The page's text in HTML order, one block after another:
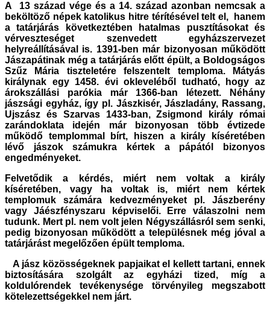
A 13 század vége és a 14. század azonban nemcsak a
beköltöző népek katolikus hitre térítésével telt el, hanem
a tatárjárás következtében hatalmas pusztításokat és
vérveszteséget szenvedett egyházszervezet
helyreállításával is. 1391-ben már bizonyosan működött
Jászapátinak még a tatárjárás előtt épült, a Boldogságos
Szűz Mária tiszteletére felszentelt temploma. Mátyás
királynak egy 1458. évi okleveléből tudható, hogy az
árokszállási parókia már 1366-ban létezett. Néhány
jászsági egyház, így pl. Jászkisér, Jászladány, Rassang,
Ujszász és Szarvas 1433-ban, Zsigmond király római
zarándoklata idején már bizonyosan több évtizede
működő templommal bírt, hiszen a király kíséretében
lévő jászok számukra kértek a pápától bizonyos
engedményeket.
Felvetődik a kérdés, miért nem voltak a király
kíséretében, vagy ha voltak is, miért nem kértek
templomuk számára kedvezményeket pl. Jászberény
vagy Jáészfényszaru képviselői. Erre válaszolni nem
tudunk. Mert pl. nem volt jelen Négyszállásról sem senki,
pedig bizonyosan működött a településnek még jóval a
tatárjárást megelőzően épült temploma.
A jász közösségeknek papjaikat el kellett tartani, ennek
biztosítására szolgált az egyházi tized, míg a
koldulórendek tevékenysége törvényileg megszabott
kötelezettségekkel nem járt.